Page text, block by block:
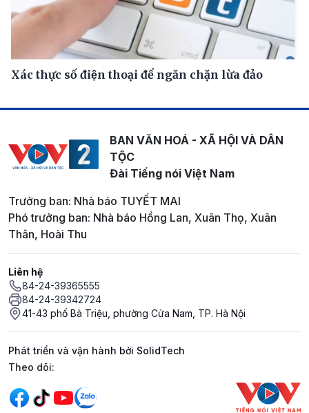
Xác thực số điện thoại để ngăn chặn lừa đảo
BAN VĂN HOÁ - XÃ HỘI VÀ DÂN
TỘC
Đài Tiếng nói Việt Nam
Trưởng ban: Nhà báo TUYẾT MAI
Phó trưởng ban: Nhà báo Hồng Lan, Xuân Thọ, Xuân
Thân, Hoài Thu
Liên hệ
84-24-39365555
84-24-39342724
41-43 phố Bà Triệu, phường Cửa Nam, TP. Hà Nội
Phát triển và vận hành bởi SolidTech
Mạng xã hội
Theo dõi: